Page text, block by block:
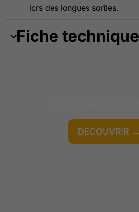
lors des longues sorties.
Fiche technique
DÉCOUVRIR →